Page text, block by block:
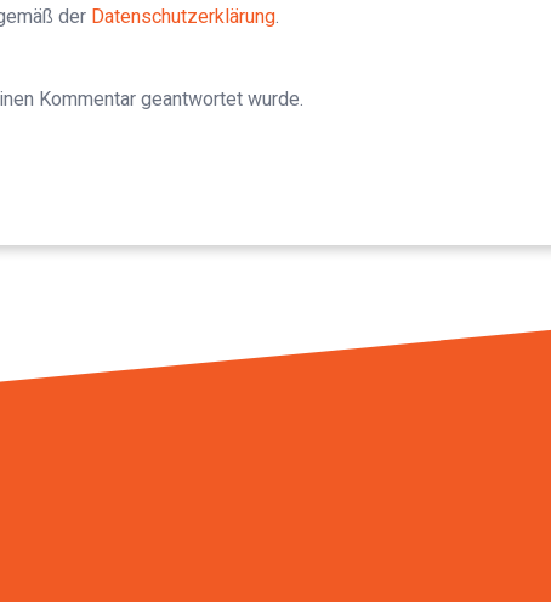
der Datenschutzerklärung.
Kommentar geantwortet wurde.